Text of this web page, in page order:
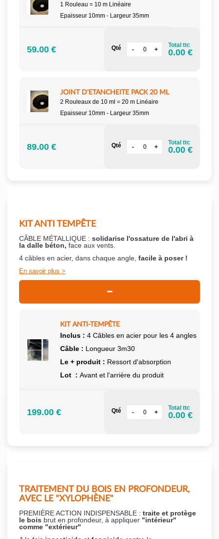
1 Rouleau = 10 m Linéaire
Epaisseur 10mm - Largeur 35mm
59.00 € Qté Total ttc
0.00 €
JOINT D'ETANCHEITE PACK 20 ML
2 Rouleaux de 10 ml = 20 m Linéaire
Epaisseur 10mm - Largeur 35mm
89.00 € Qté Total ttc
0.00 €
KIT ANTI TEMPÊTE
CÂBLE MÉTALLIQUE : solidarise l'ossature de l'abri à
la dalle béton, face aux vents.
4 câbles en acier, dans chaque angle, facile à poser !
En savoir plus
KIT ANTI-TEMPÊTE
Inclus : 4 Câbles en acier pour les 4 angles
Câble : Longueur 3m30
Le + produit : Ressort d'absorption
Lot : Avant et l'arrière du produit
199.00 € Qté Total ttc
0.00 €
TRAITEMENT DU BOIS EN PROFONDEUR,
AVEC LE "XYLOPHÈNE"
PREMIÈRE ACTION INDISPENSABLE : traite et protège
le bois brut en profondeur, à appliquer "intérieur"
comme "extérieur"